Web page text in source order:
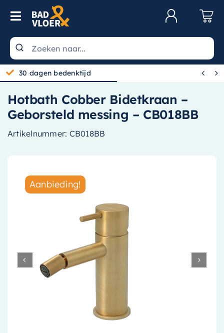
Skip to content
Toggle Navigation
Wastafels
Toiletten
Spiegels
Baden
Installatiemateriaal
Klimaatbeheersing
30 dagen bedenktijd  
Hotbath Cobber Bidetkraan –
Geborsteld messing – CB018BB
Artikelnummer: CB018BB
Aanbieding!